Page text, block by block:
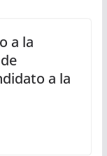
a la
a la